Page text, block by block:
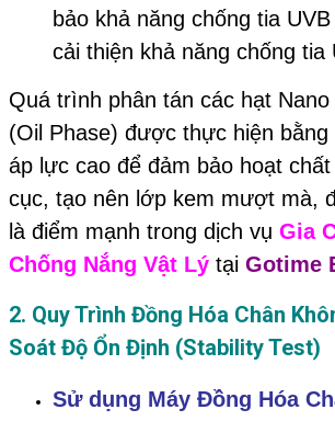
bảo khả năng chống tia
cải thiện khả năng chống tia
Quá trình phân tán các hạt
(Oil Phase) được thực hiện bằng
áp lực cao để đảm bảo hoạt
cục, tạo nên lớp kem mượt mà,
là điểm mạnh trong dịch vụ Gia
Chống Nắng Vật Lý tại Gotime
2. Quy Trình Đồng Hóa Chân
Soát Độ Ổn Định (Stability Test)
Sử dụng Máy Đồng Hóa